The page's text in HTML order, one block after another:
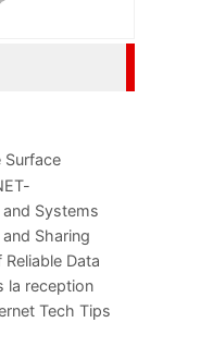
Surface
Systems
Sharing
Data
la reception
Tech Tips